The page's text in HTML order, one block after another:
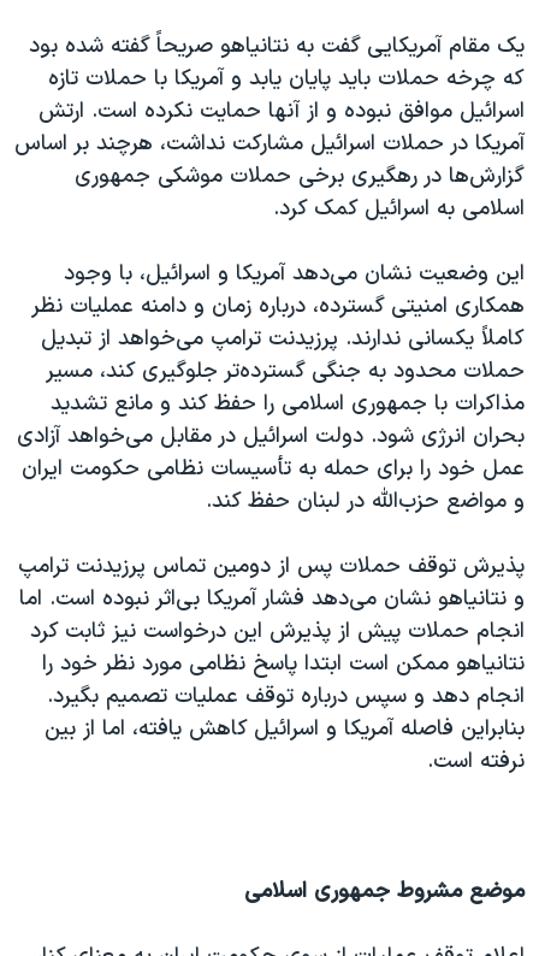
یک مقام آمریکایی گفت به نتانیاهو صریحاً گفته شده بود
که چرخه حملات باید پایان یابد و آمریکا با حملات تازه
اسرائیل موافق نبوده و از آنها حمایت نکرده است. ارتش
آمریکا در حملات اسرائیل مشارکت نداشت، هرچند بر اساس
گزارش‌ها در رهگیری برخی حملات موشکی جمهوری
اسلامی به اسرائیل کمک کرد.
این وضعیت نشان می‌دهد آمریکا و اسرائیل، با وجود
همکاری امنیتی گسترده، درباره زمان و دامنه عملیات نظر
کاملاً یکسانی ندارند. پرزیدنت ترامپ می‌خواهد از تبدیل
حملات محدود به جنگی گسترده‌تر جلوگیری کند، مسیر
مذاکرات با جمهوری اسلامی را حفظ کند و مانع تشدید
بحران انرژی شود. دولت اسرائیل در مقابل می‌خواهد آزادی
عمل خود را برای حمله به تأسیسات نظامی حکومت ایران
و مواضع حزب‌الله در لبنان حفظ کند.
پذیرش توقف حملات پس از دومین تماس پرزیدنت ترامپ
و نتانیاهو نشان می‌دهد فشار آمریکا بی‌اثر نبوده است. اما
انجام حملات پیش از پذیرش این درخواست نیز ثابت کرد
نتانیاهو ممکن است ابتدا پاسخ نظامی مورد نظر خود را
انجام دهد و سپس درباره توقف عملیات تصمیم بگیرد.
بنابراین فاصله آمریکا و اسرائیل کاهش یافته، اما از بین
نرفته است.
موضع مشروط جمهوری اسلامی